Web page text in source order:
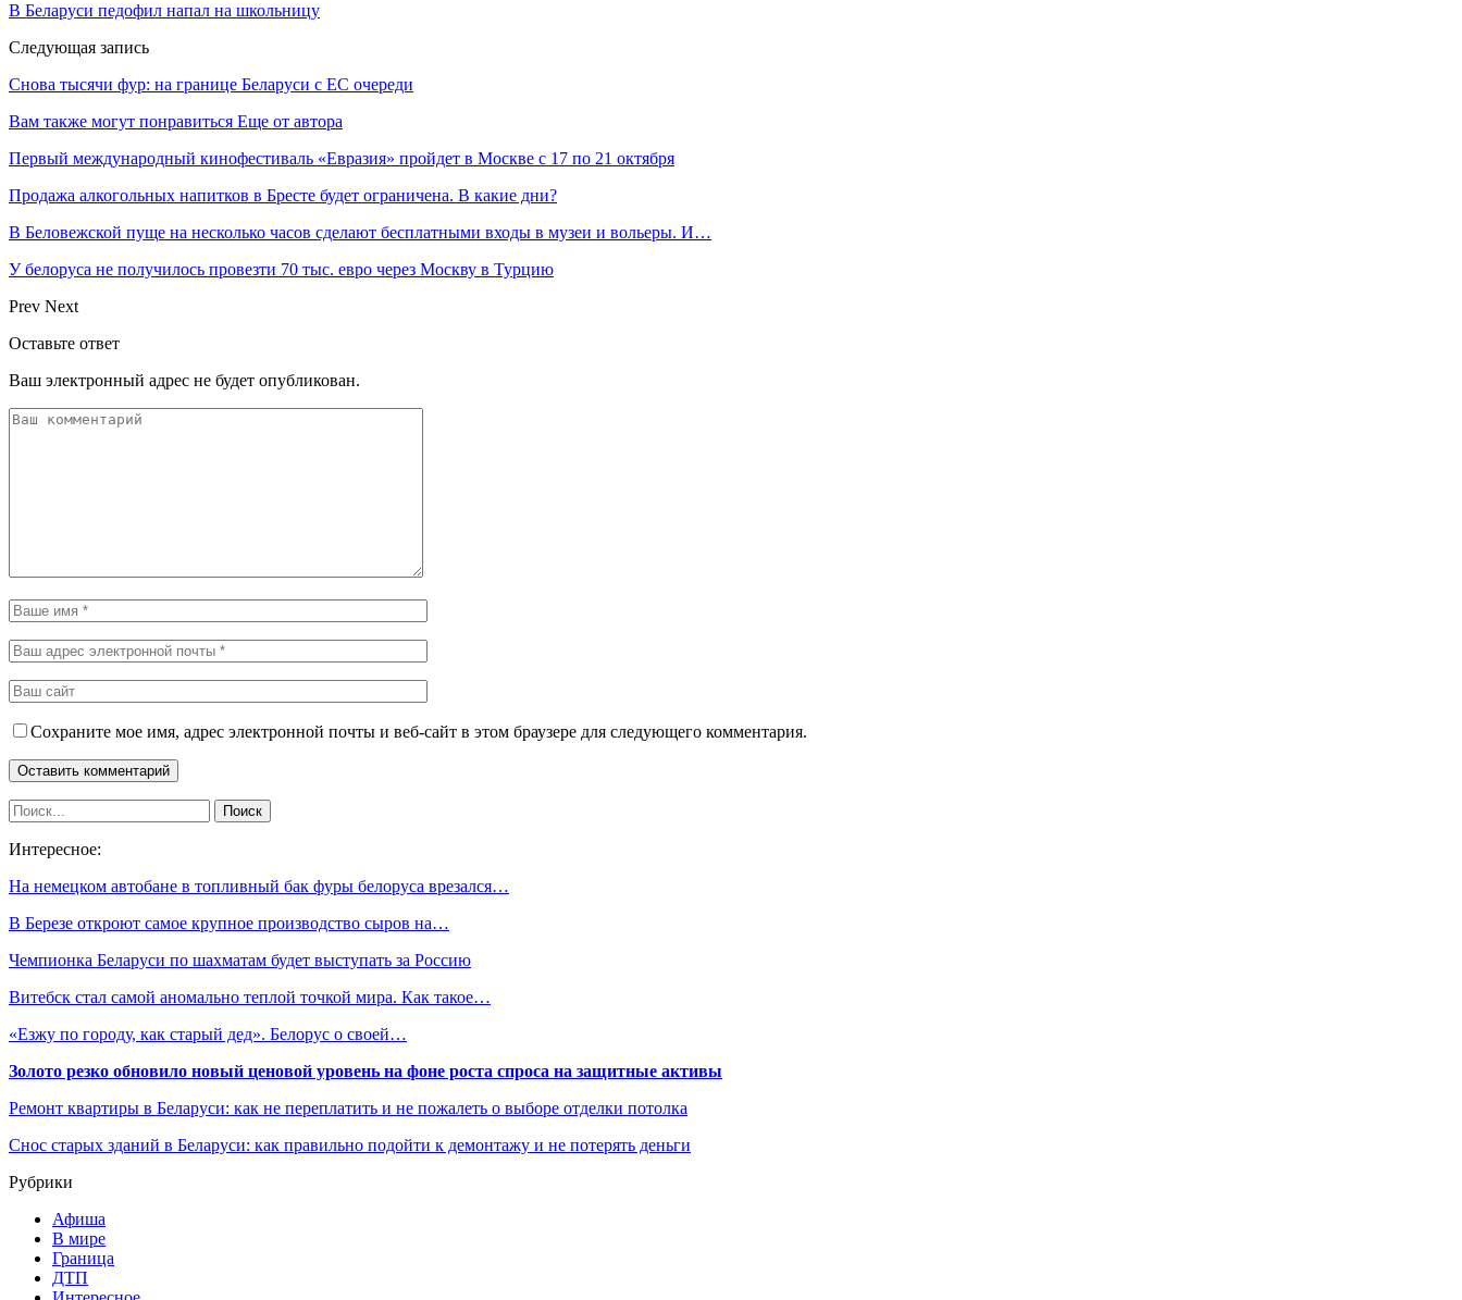
В Беларуси педофил напал на школьницу
Следующая запись
Снова тысячи фур: на границе Беларуси с ЕС очереди
Вам также могут понравиться Еще от автора
Первый международный кинофестиваль «Евразия» пройдет в Москве с 17 по 21 октября
Продажа алкогольных напитков в Бресте будет ограничена. В какие дни?
В Беловежской пуще на несколько часов сделают бесплатными входы в музеи и вольеры. И…
У белоруса не получилось провезти 70 тыс. евро через Москву в Турцию
Prev Next
Оставьте ответ
Ваш электронный адрес не будет опубликован.
Сохраните мое имя, адрес электронной почты и веб-сайт в этом браузере для следующего комментария.
Интересное:
На немецком автобане в топливный бак фуры белоруса врезался…
В Березе откроют самое крупное производство сыров на…
Чемпионка Беларуси по шахматам будет выступать за Россию
Витебск стал самой аномально теплой точкой мира. Как такое…
«Езжу по городу, как старый дед». Белорус о своей…
Золото резко обновило новый ценовой уровень на фоне роста спроса на защитные активы
Ремонт квартиры в Беларуси: как не переплатить и не пожалеть о выборе отделки потолка
Снос старых зданий в Беларуси: как правильно подойти к демонтажу и не потерять деньги
Рубрики
Афиша
В мире
Граница
ДТП